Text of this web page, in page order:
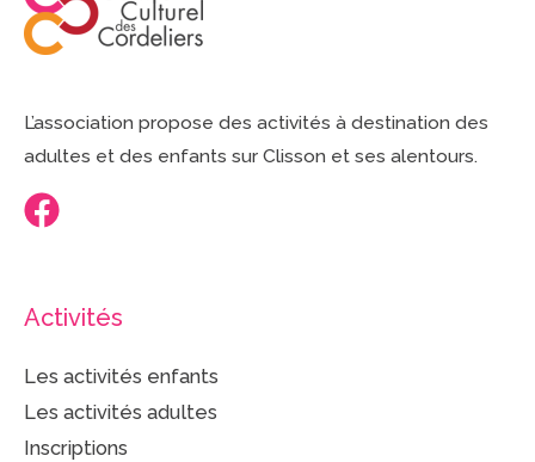
L’association propose des activités à destination des
adultes et des enfants sur Clisson et ses alentours.
Activités
Les activités enfants
Les activités adultes
Inscriptions